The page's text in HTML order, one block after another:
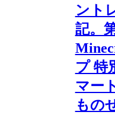
ント
記。
プ 特
マー
もの